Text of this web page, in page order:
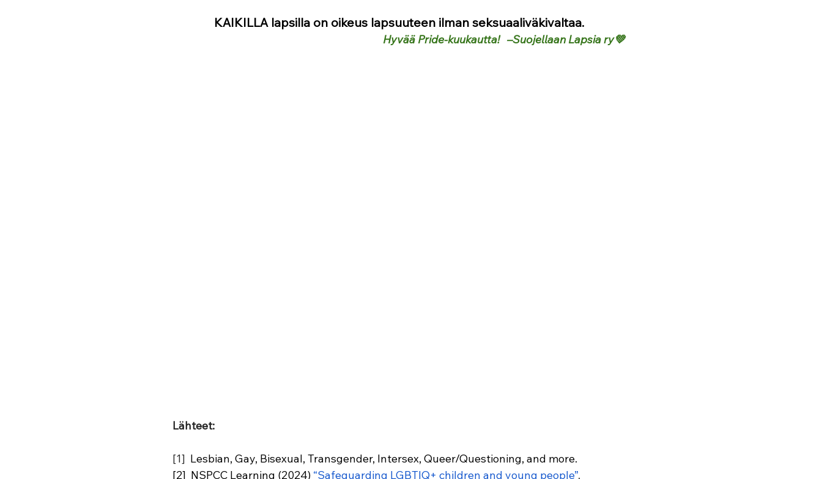
KAIKILLA lapsilla on oikeus lapsuuteen ilman seksuaaliväkivaltaa.
Hyvää Pride-kuukautta!   –Suojellaan Lapsia ry💚
Lähteet:
[1] Lesbian, Gay, Bisexual, Transgender, Intersex, Queer/Questioning, and more.
[2]  NSPCC Learning (2024) “Safeguarding LGBTIQ+ children and young people”.